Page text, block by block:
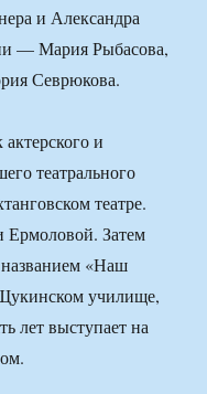
и Александра
— Мария Рыбасова,
Севрюкова.
и
театрального
театре.
Ермоловой. Затем
«Наш
училище,
лет выступает на